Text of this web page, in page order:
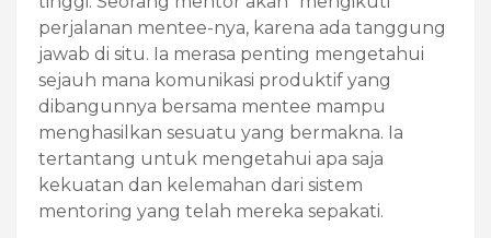
perjalanan mentee-nya, karena ada tanggung
jawab di situ. Ia merasa penting mengetahui
sejauh mana komunikasi produktif yang
dibangunnya bersama mentee mampu
menghasilkan sesuatu yang bermakna. Ia
tertantang untuk mengetahui apa saja
kekuatan dan kelemahan dari sistem
mentoring yang telah mereka sepakati.